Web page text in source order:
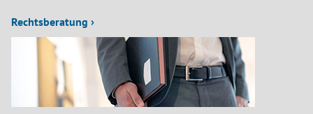
Rechtsberatung ›